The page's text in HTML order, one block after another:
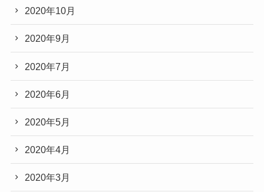
2020年10月
2020年9月
2020年7月
2020年6月
2020年5月
2020年4月
2020年3月